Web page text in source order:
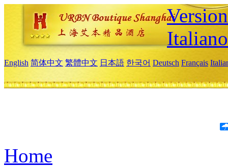
Italiano
English 简体中文 繁體中文 日本語 한국어 Deutsch Français
Home